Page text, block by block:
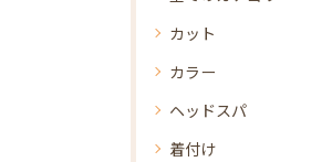
カット
カラー
ヘッドスパ
着付け